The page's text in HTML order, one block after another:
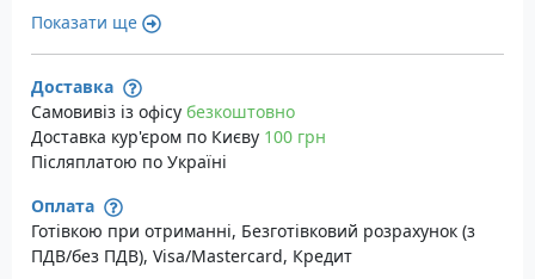
Показати ще
Доставка
Самовивіз із офісу безкоштовно
Доставка кур'єром по Києву 100 грн
Післяплатою по Україні
Оплата
Готівкою при отриманні, Безготівковий розрахунок (з
ПДВ/без ПДВ), Visa/Mastercard, Кредит